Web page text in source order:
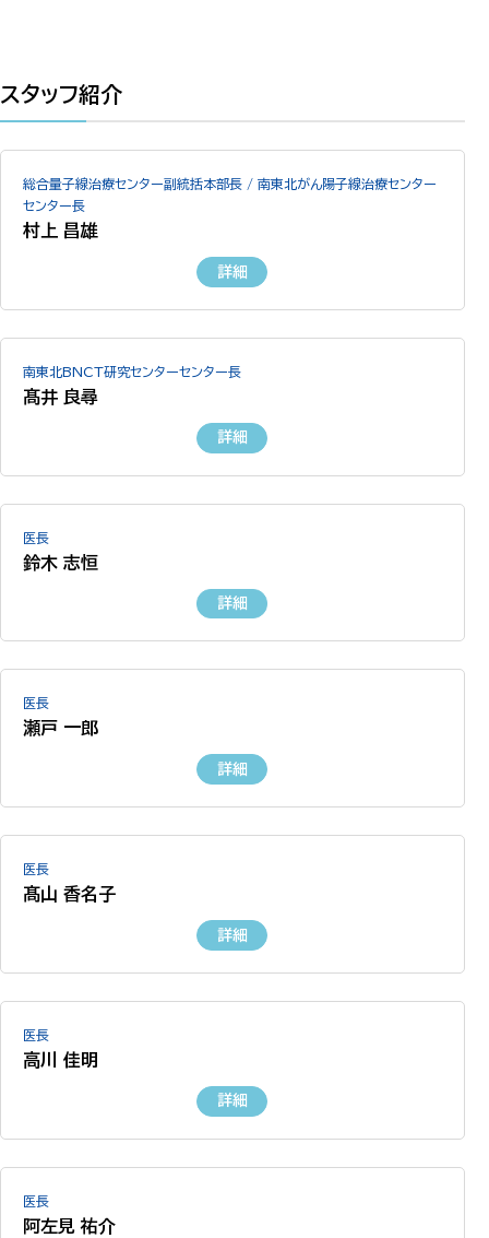
スタッフ紹介
総合量子線治療センター副統括本部長 / 南東北がん陽子線治療センター
センター長
村上 昌雄
詳細
南東北BNCT研究センターセンター長
髙井 良尋
詳細
医長
鈴木 志恒
詳細
医長
瀬戸 一郎
詳細
医長
髙山 香名子
詳細
医長
高川 佳明
詳細
医長
阿左見 祐介